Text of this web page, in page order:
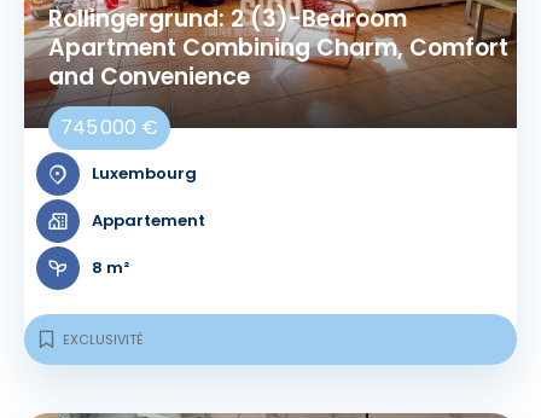
Rollingergrund: 2 (3)-Bedroom
Apartment Combining Charm, Comfort
and Convenience
745 000 €
Luxembourg
Appartement
8 m²
EXCLUSIVITÉ